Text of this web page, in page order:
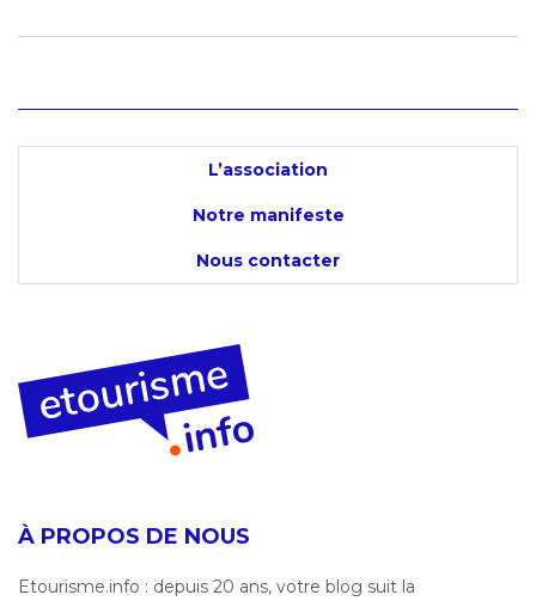
L’association
Notre manifeste
Nous contacter
À PROPOS DE NOUS
Etourisme.info : depuis 20 ans, votre blog suit la